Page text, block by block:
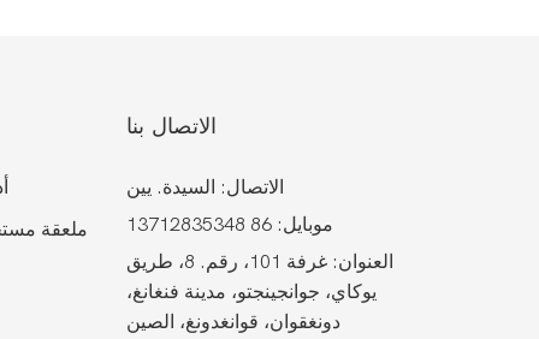
ملعقة
الاتصال بنا
الاتصال: السيدة. يين
موبايل: 86 13712835348
العنوان: غرفة 101، رقم. 8، طريق
يوكاي، جوانجينجتو، مدينة فنغانغ،
دونغقوان، قوانغدونغ، الصين